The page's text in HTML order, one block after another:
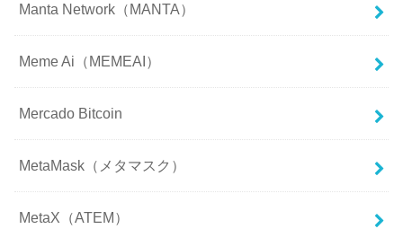
Manta Network（MANTA）
Meme Ai（MEMEAI）
Mercado Bitcoin
MetaMask（メタマスク）
MetaX（ATEM）